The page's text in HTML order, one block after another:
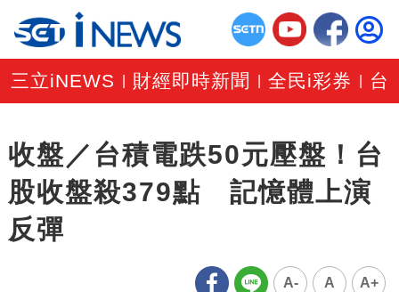
三立iNEWS 財經即時新聞 |全民i彩券 台
收盤／台積電跌50元壓盤！台
股收盤殺379點 記憶體上演
反彈
A- A A+